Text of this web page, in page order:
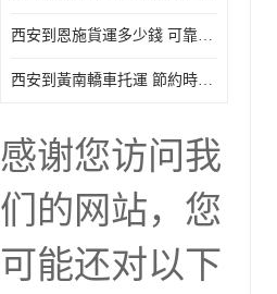
西安到恩施貨運多少錢 可靠性高 靈活性高 持續性長
西安到黃南轎車托運 節約時間 隨時查詢車輛時實位置
感谢您访问我
们的网站，您
可能还对以下